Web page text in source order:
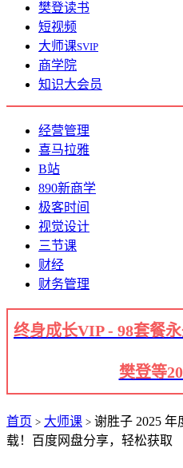
樊登读书
短视频
大师课SVIP
商学院
知识大会员
经营管理
喜马拉雅
B站
890新商学
极客时间
视觉设计
三节课
财经
财务管理
终身成长VIP - 98套餐
樊登等
首页 > 大师课 > 谢胜子 2025
载！百度网盘分享，轻松获取